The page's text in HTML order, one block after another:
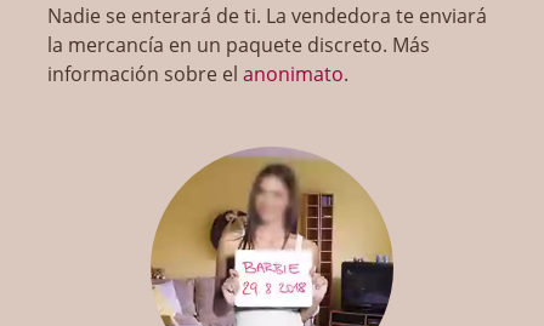
Nadie se enterará de ti. La vendedora te enviará
la mercancía en un paquete discreto. Más
información sobre elanonimato.